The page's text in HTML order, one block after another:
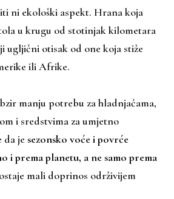
ni ekološki aspekt. Hrana koja
u krugu od stotinjak kilometara
ugljični otisak od one koja stiže
ili Afrike.
manju potrebu za hladnjačama,
i sredstvima za umjetno
da je sezonsko voće i povrće
i prema planetu, a ne samo prema
mali doprinos održivijem